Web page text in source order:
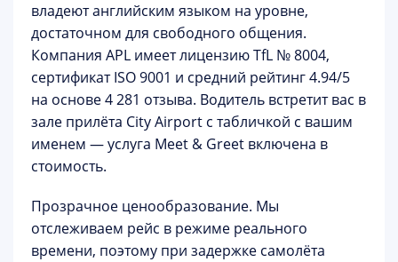
владеют английским языком на уровне,
достаточном для свободного общения.
Компания APL имеет лицензию TfL № 8004,
сертификат ISO 9001 и средний рейтинг4.94/5
на основе 4 281 отзыва. Водитель встретит вас в
зале прилёта City Airport с табличкой с вашим
именем — услуга Meet & Greet включена в
стоимость.
Прозрачное ценообразование. Мы
отслеживаем рейс в режиме реального
времени, поэтому при задержке самолёта